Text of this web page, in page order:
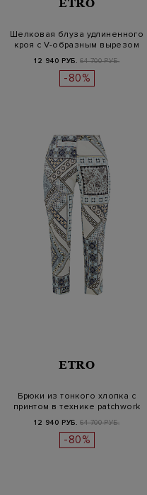
ETRO
Шелковая блуза удлиненного
кроя с V-образным вырезом
12 940 РУБ. 64 700 РУБ.
-80%
ETRO
Брюки из тонкого хлопка с
принтом в технике patchwork
12 940 РУБ. 64 700 РУБ.
-80%